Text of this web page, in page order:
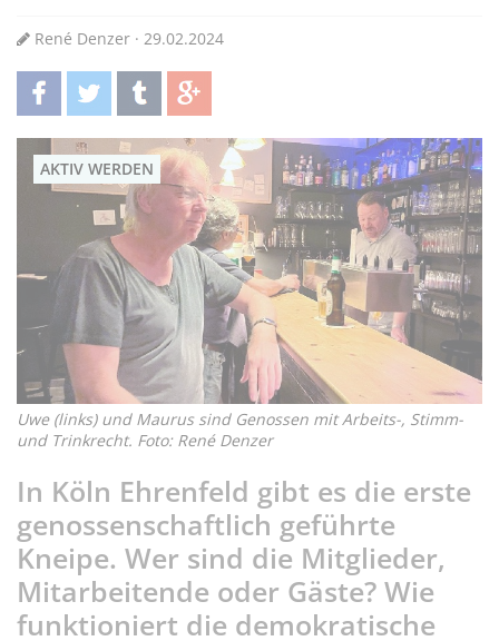
René Denzer · 29.02.2024
teilentwittern teilen teilen
AKTIV WERDEN
Uwe (links) und Maurus sind Genossen mit Arbeits-, Stimm-
und Trinkrecht. Foto: René Denzer
In Köln Ehrenfeld gibt es die erste
genossenschaftlich geführte
Kneipe. Wer sind die Mitglieder,
Mitarbeitende oder Gäste? Wie
funktioniert die demokratische